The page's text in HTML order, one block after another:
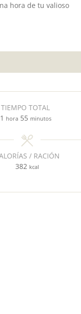
hora de tu valioso
TIEMPO TOTAL
1 h
r
hora 55m
n
u
t
o
minutos
/ RACIÓN
382 kcal